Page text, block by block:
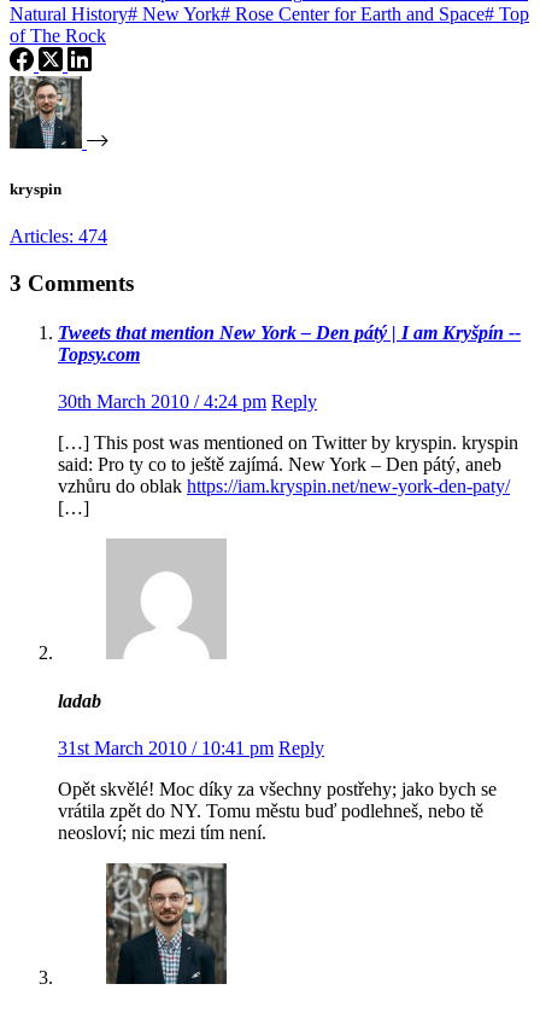
Natural History# New York# Rose Center for Earth and Space# Top
of The Rock
kryspin
Articles: 474
3 Comments
Tweets that mention New York – Den pátý | I am Kryšpín --
Topsy.com
30th March 2010 / 4:24 pm Reply
[…] This post was mentioned on Twitter by kryspin. kryspin
said: Pro ty co to ještě zajímá. New York – Den pátý, aneb
vzhůru do oblak https://iam.kryspin.net/new-york-den-paty/
[…]
ladab
31st March 2010 / 10:41 pm Reply
Opět skvělé! Moc díky za všechny postřehy; jako bych se
vrátila zpět do NY. Tomu městu buď podlehneš, nebo tě
neosloví; nic mezi tím není.